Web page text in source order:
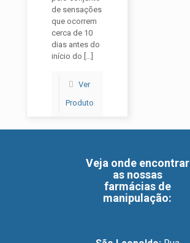
de sensações
que ocorrem
cerca de 10
dias antes do
início do […]
Ver
Produto
Veja onde encontrar
as nossas
farmácias de
manipulação: